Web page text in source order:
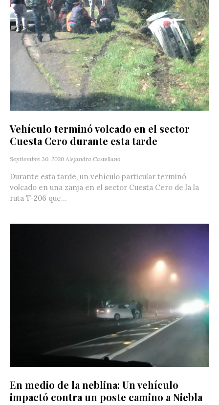
Vehículo terminó volcado en el sector
Cuesta Cero durante esta tarde
Septiembre 30, 2020 Alejandra Castellano
Durante esta tarde, un vehículo particular terminó
volcado en una zanja en el sector Cuesta Cero de la la
ruta T-206 que...
En medio de la neblina: Un vehículo
impactó contra un poste camino a Niebla